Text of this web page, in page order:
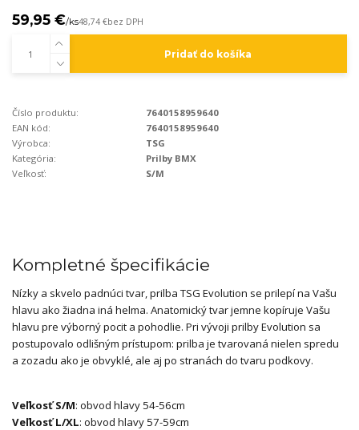
59,95 €/ks48,74 €bez DPH
Pridať do košíka
Číslo produktu:
7640158959640
EAN kód:
7640158959640
Výrobca:
TSG
Kategória:
Prilby BMX
Veľkosť:
S/M
Kompletné špecifikácie
Nízky a skvelo padnúci tvar, prilba TSG Evolution se prilepí na Vašu
hlavu ako žiadna iná helma. Anatomický tvar jemne kopíruje Vašu
hlavu pre výborný pocit a pohodlie. Pri vývoji prilby Evolution sa
postupovalo odlišným prístupom: prilba je tvarovaná nielen spredu
a zozadu ako je obvyklé, ale aj po stranách do tvaru podkovy.
Veľkosť S/M: obvod hlavy 54-56cm
Veľkosť L/XL: obvod hlavy 57-59cm